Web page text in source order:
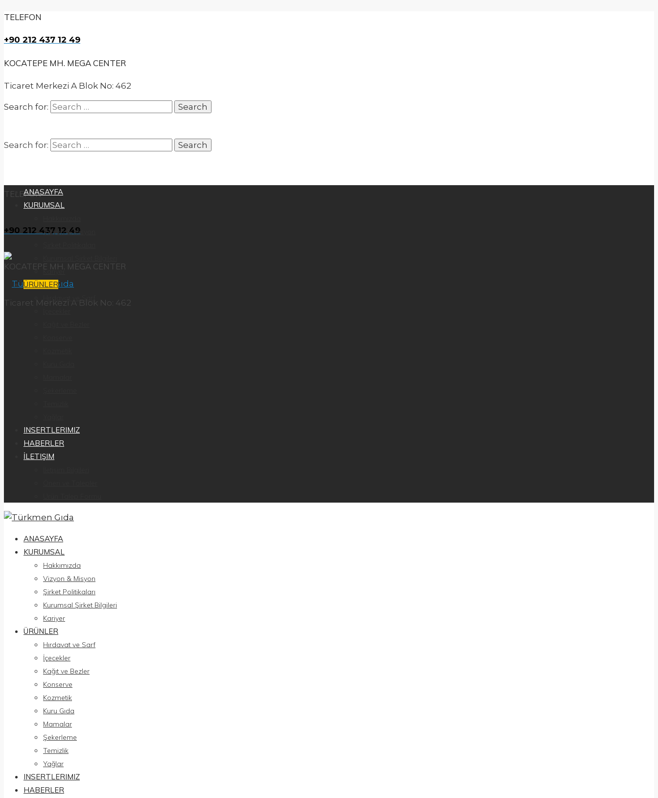
TELEFON
+90 212 437 12 49
KOCATEPE MH. MEGA CENTER
Ticaret Merkezi A Blok No: 462
Search for:
Search for:
TELEFON
+90 212 437 12 49
KOCATEPE MH. MEGA CENTER
Ticaret Merkezi A Blok No: 462
ANASAYFA
KURUMSAL
Vizyon & Misyon
Kariyer
ÜRÜNLER
Hırdavat ve Sarf
INSERTLERIMIZ
HABERLER
İLETIŞIM
ANASAYFA
KURUMSAL
Hakkımızda
Vizyon & Misyon
Şirket Politikaları
Kurumsal Şirket Bilgileri
Kariyer
ÜRÜNLER
Hırdavat ve Sarf
İçecekler
Kağıt ve Bezler
Konserve
Kozmetik
Kuru Gıda
Mamalar
Şekerleme
Temizlik
Yağlar
INSERTLERIMIZ
HABERLER